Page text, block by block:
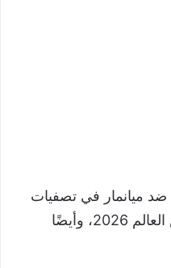
ضد ميانمار في تصفيات
قارة آسيا المؤهلة لبطولة كأس العالم 2026، وأيضًا